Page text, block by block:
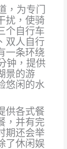
，为专门
扰，使骑
个自行车
双人自行
一条环绕
钟，提供
景的游
悠闲的水
供各式餐
，并有完
期还会举
了休闲娱